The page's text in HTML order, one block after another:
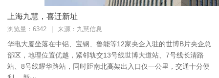
上海九慧，喜迁新址
浏览量：6342 来源：九慧信息
华电大厦坐落在中铝、宝钢、鲁能等12家央企入驻的世博B片央企总
部区，地理位置优越，紧邻轨交13号线世博大道站、7号线长清路
站、8号线耀华路站，同时距南北高架出入口仅一公里，交通十分便